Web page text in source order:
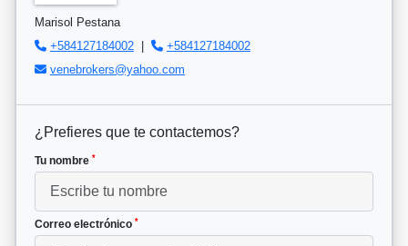
Marisol Pestana
+584127184002
+584127184002
venebrokers@yahoo.com
¿Prefieres que te contactemos?
Tu nombre *
Correo electrónico *